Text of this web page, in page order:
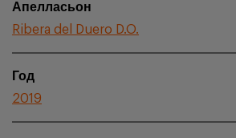
Апелласьон
Ribera del Duero D.O.
Год
2019